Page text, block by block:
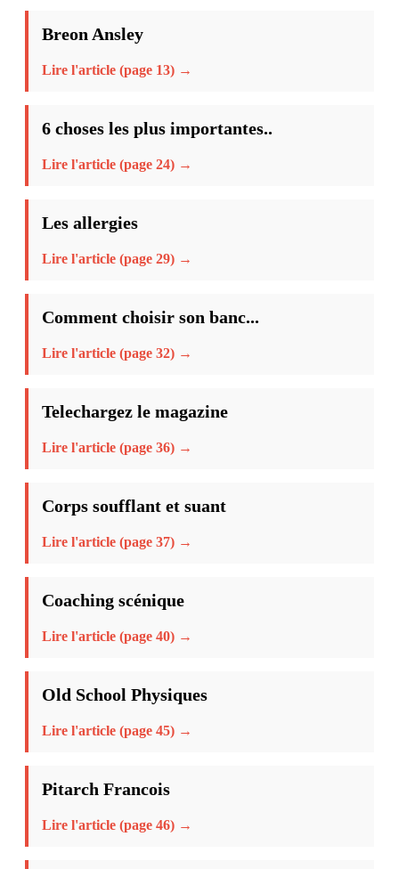
Breon Ansley
Lire l'article (page 13) →
6 choses les plus importantes..
Lire l'article (page 24) →
Les allergies
Lire l'article (page 29) →
Comment choisir son banc...
Lire l'article (page 32) →
Telechargez le magazine
Lire l'article (page 36) →
Corps soufflant et suant
Lire l'article (page 37) →
Coaching scénique
Lire l'article (page 40) →
Old School Physiques
Lire l'article (page 45) →
Pitarch Francois
Lire l'article (page 46) →